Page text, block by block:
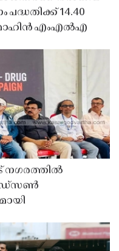
പദ്ധതിക്ക് 14.40
മാഹിൻ എംഎൽഎ
നഗരത്തിൽ